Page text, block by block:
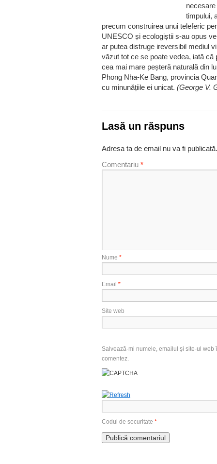
timpului,
precum construirea unui teleferic
UNESCO și ecologiștii s-au opus
ar putea distruge ireversibil mediul
văzut tot ce se poate vedea, iată
cea mai mare peșteră naturală din
Phong Nha-Ke Bang, provincia
cu minunățiile ei unicat. (George V.
Lasă un răspuns
Adresa ta de email nu va fi publicată.
Comentariu *
Nume *
Email *
Site web
Salvează-mi numele, emailul și site-ul
comentez.
Codul de securitate *